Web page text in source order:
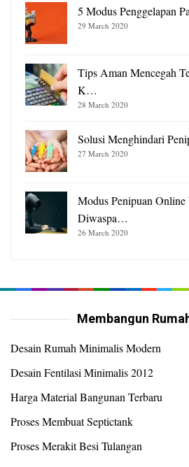
5 Modus Penggelapan
29 March 2020
Tips Aman Mencegah
K…
28 March 2020
Solusi Menghindari
27 March 2020
Modus Penipuan Online
Diwaspa…
26 March 2020
Membangun
Desain Rumah Minimalis Modern
Desain Fentilasi Minimalis 2012
Harga Material Bangunan Terbaru
Proses Membuat Septictank
Proses Merakit Besi Tulangan